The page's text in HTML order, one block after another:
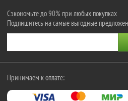
Сэкономьте до 90% при любых покупках
Подпишитесь на самые выгодные
Принимаем к оплате: